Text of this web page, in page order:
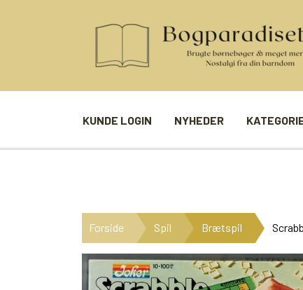
KUNDE LOGIN NYHEDER
BØGER I SERIE
BØGER I ÅRSTAL
UDVALGTE FORFATTERE
BILLED-
LUDO
Forside Spil Brætspil